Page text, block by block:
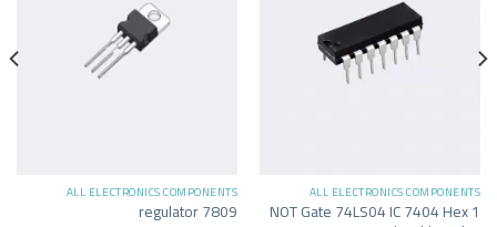
ALL ELECTRONICS COMPONENTS
NOT Gate 74LS04 IC 7404 Hex 1
ALL ELECTRONICS COMPONENTS
7809 regulator